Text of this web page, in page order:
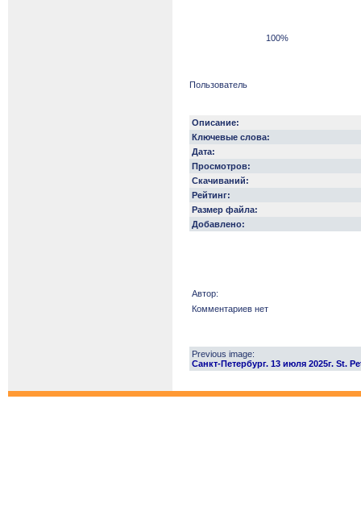
100%
Пользователь
Описание:
Ключевые слова:
Дата:
Просмотров:
Скачиваний:
Рейтинг:
Размер файла:
Добавлено:
Автор:
Комментариев нет
Previous image:
Санкт-Петербург. 13 июля 2025г. St.